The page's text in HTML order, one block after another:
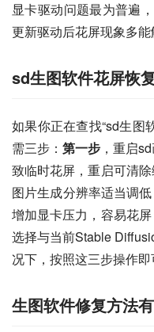
显卡驱动问题最为普遍
更新驱动后花屏现象多能
sd生图软件花屏恢
如果你正在查找“sd生图
需三步：第一步 ，重启
致临时花屏，重启可清
图片生成分辨率适当调
增加显卡压力，容易花屏
选择与当前Stable
况下，按照这三步操作即
生图软件修复方法